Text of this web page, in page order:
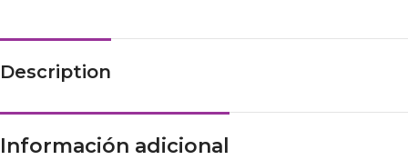
Description
Información adicional